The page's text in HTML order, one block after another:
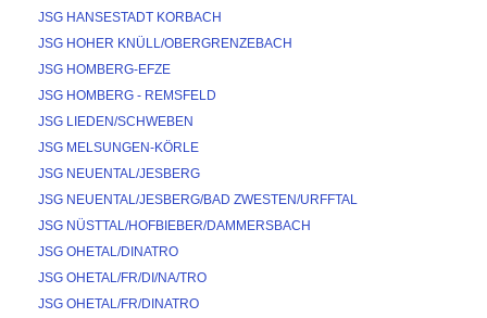
JSG HANSESTADT KORBACH
JSG HOHER KNÜLL/OBERGRENZEBACH
JSG HOMBERG-EFZE
JSG HOMBERG - REMSFELD
JSG LIEDEN/SCHWEBEN
JSG MELSUNGEN-KÖRLE
JSG NEUENTAL/JESBERG
JSG NEUENTAL/JESBERG/BAD ZWESTEN/URFFTAL
JSG NÜSTTAL/HOFBIEBER/DAMMERSBACH
JSG OHETAL/DINATRO
JSG OHETAL/FR/DI/NA/TRO
JSG OHETAL/FR/DINATRO